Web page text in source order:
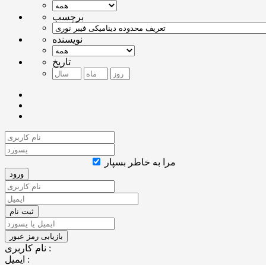
برچسب
نویسنده
تاریخ
مرا به خاطر بسپار
نام کاربری :
ایمیل :